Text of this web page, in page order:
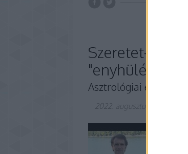
Szeretet-
"enyhüléssel",
Asztrológiai és
2022. augusztus 17.